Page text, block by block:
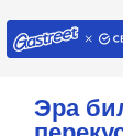
перекус
Россию